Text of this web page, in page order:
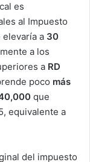
es
al Impuesto
elevaría a 30
a los
a RD
poco más
que
equivalente a
del impuesto